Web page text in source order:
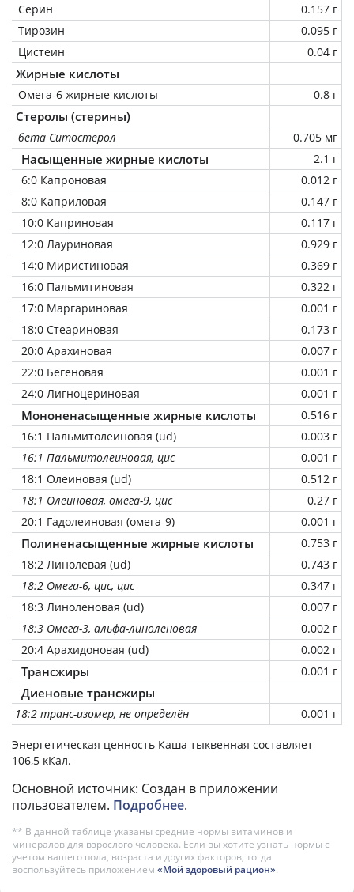
Серин
0.157 г
Тирозин
0.095 г
Цистеин
0.04 г
Жирные кислоты
Омега-6 жирные кислоты 0.8 г
Стеролы (стерины)
бета Ситостерол 0.705 мг
Насыщенные жирные кислоты
2.1 г
6:0 Капроновая
0.012 г
8:0 Каприловая
0.147 г
10:0 Каприновая
0.117 г
12:0 Лауриновая
0.929 г
14:0 Миристиновая
0.369 г
16:0 Пальмитиновая
0.322 г
17:0 Маргариновая
0.001 г
18:0 Стеариновая
0.173 г
20:0 Арахиновая
0.007 г
22:0 Бегеновая
0.001 г
24:0 Лигноцериновая
0.001 г
Мононенасыщенные жирные кислоты
0.516 г
16:1 Пальмитолеиновая (ud)
0.003 г
16:1 Пальмитолеиновая, цис
0.001 г
18:1 Олеиновая (ud)
0.512 г
18:1 Олеиновая, омега-9, цис
0.27 г
20:1 Гадолеиновая (омега-9)
0.001 г
Полиненасыщенные жирные кислоты
0.753 г
18:2 Линолевая (ud)
0.743 г
18:2 Омега-6, цис, цис
0.347 г
18:3 Линоленовая (ud)
0.007 г
18:3 Омега-3, альфа-линоленовая
0.002 г
20:4 Арахидоновая (ud)
0.002 г
Трансжиры 0.001 г
Диеновые трансжиры
18:2 транс-изомер, не определён 0.001 г
Энергетическая ценность Каша тыквенная составляет
106,5 кКал.
Основной источник: Создан в приложении
пользователем. Подробнее.
** В данной таблице указаны средние нормы витаминов и
минералов для взрослого человека. Если вы хотите узнать нормы с
учетом вашего пола, возраста и других факторов, тогда
воспользуйтесь приложением «Мой здоровый рацион».